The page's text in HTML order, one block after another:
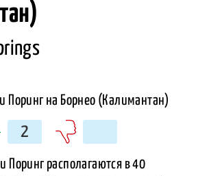
2
Поринг располагаются в 40